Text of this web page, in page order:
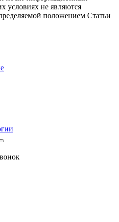
условиях не являются
положением Статьи